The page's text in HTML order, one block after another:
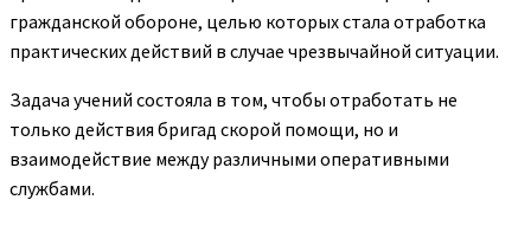
гражданской обороне, целью которых стала отработка
практических действий в случае чрезвычайной ситуации.
Задача учений состояла в том, чтобы отработать не
только действия бригад скорой помощи, но и
взаимодействие между различными оперативными
службами.